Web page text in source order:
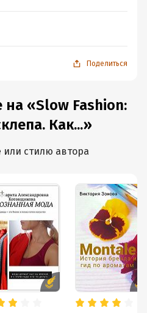
Поделиться
«Slow Fashion:
Как...»
или стилю автора